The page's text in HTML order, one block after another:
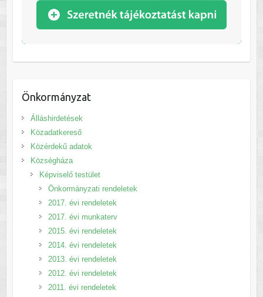
Önkormányzat
Álláshirdetések
Közadatkereső
Közérdekű adatok
Községháza
Képviselő testület
Önkormányzati rendeletek
2017. évi rendeletek
2017. évi munkaterv
2015. évi rendeletek
2014. évi rendeletek
2013. évi rendeletek
2012. évi rendeletek
2011. évi rendeletek